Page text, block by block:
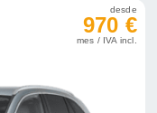
desde
970 €
mes / IVA incl.